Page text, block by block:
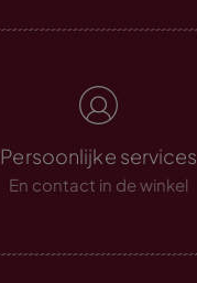
Persoonlijke services
En contact in de winkel